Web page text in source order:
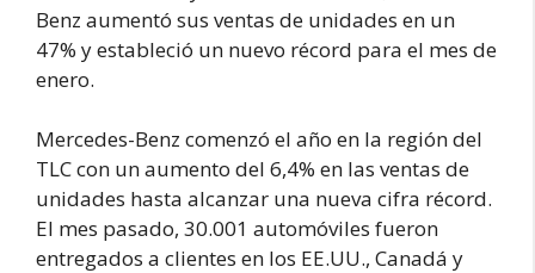
Benz aumentó sus ventas de unidades en un
47% y estableció un nuevo récord para el mes de
enero.
Mercedes-Benz comenzó el año en la región del
TLC con un aumento del 6,4% en las ventas de
unidades hasta alcanzar una nueva cifra récord.
El mes pasado, 30.001 automóviles fueron
entregados a clientes en los EE.UU., Canadá y